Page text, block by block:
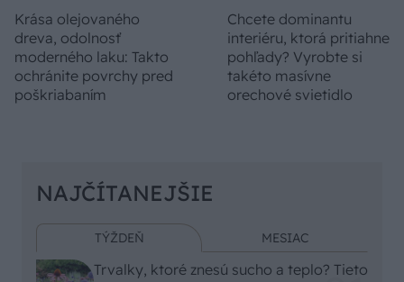
Krása olejovaného
dreva, odolnosť
moderného laku: Takto
ochránite povrchy pred
poškriabaním
Chcete dominantu
interiéru, ktorá pritiahne
pohľady? Vyrobte si
takéto masívne
orechové svietidlo
NAJČÍTANEJŠIE
TÝŽDEŇ MESIAC
Trvalky, ktoré znesú sucho a teplo? Tieto